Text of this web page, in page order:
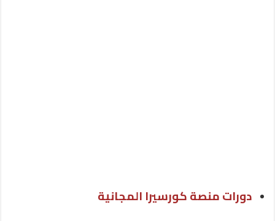
دورات منصة كورسيرا المجانية